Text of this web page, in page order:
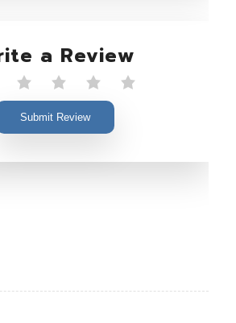
a Review
Submit Review